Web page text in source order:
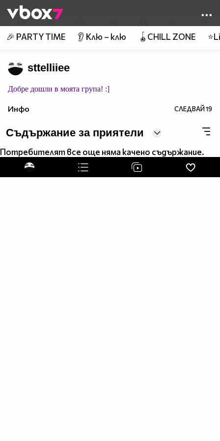
👾
🎉 PARTY TIME 👂 Клю – клю 🪀CHILL ZONE
sttelliiee
Добре дошли в моята група! :]
Инфо СЛЕДВАЙ19
Съдържание за приятели
Потребителят все още няма качено съдържание.